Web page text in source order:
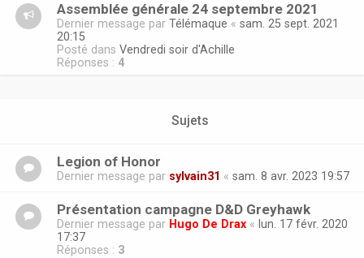
Assemblée générale 24 septembre 2021
Dernier message par Télémaque « sam. 25 sept. 2021
20:15
Posté dans Vendredi soir d'Achille
Réponses : 4
Sujets
Legion of Honor
Dernier message par sylvain31 « sam. 8 avr. 2023 19:57
Présentation campagne D&D Greyhawk
Dernier message par Hugo De Drax « lun. 17 févr. 2020
17:37
Réponses : 3